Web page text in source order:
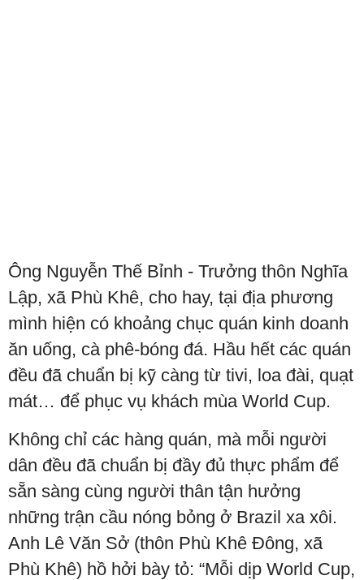
Ông Nguyễn Thế Bỉnh - Trưởng thôn Nghĩa
Lập, xã Phù Khê, cho hay, tại địa phương
mình hiện có khoảng chục quán kinh doanh
ăn uống, cà phê-bóng đá. Hầu hết các quán
đều đã chuẩn bị kỹ càng từ tivi, loa đài, quạt
mát… để phục vụ khách mùa World Cup.
Không chỉ các hàng quán, mà mỗi người
dân đều đã chuẩn bị đầy đủ thực phẩm để
sẵn sàng cùng người thân tận hưởng
những trận cầu nóng bỏng ở Brazil xa xôi.
Anh Lê Văn Sở (thôn Phù Khê Đông, xã
Phù Khê) hồ hởi bày tỏ: “Mỗi dịp World Cup,